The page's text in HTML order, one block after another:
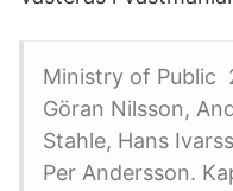
Ministry of Public
Göran Nilsson,
Stahle, Hans
Per Andersson.